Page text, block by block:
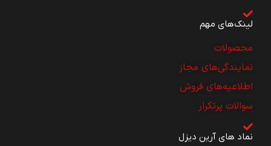
لینک‌های مهم
محصولات
نمایندگی‌های مجاز
اطلاعیه‌های فروش
سوالات پرتکرار
نماد های آرین دیزل